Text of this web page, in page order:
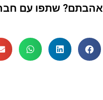
אהבתם? שתפו עם